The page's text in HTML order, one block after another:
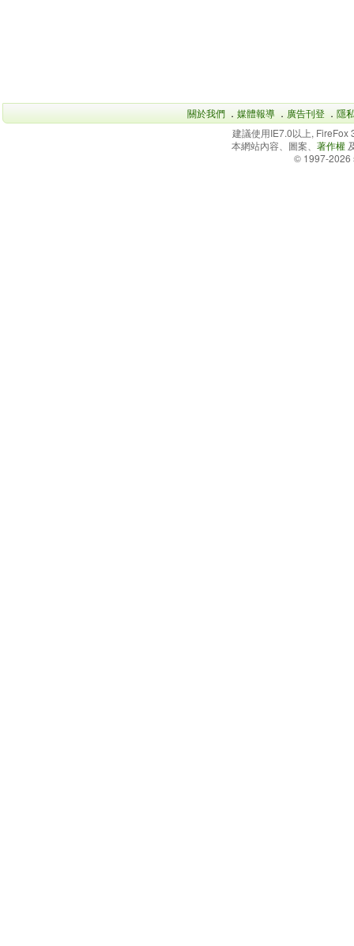
關於我們 ． 媒體報導 ． 廣告刊登 ． 隱
建議使用IE7.0以上,
本網站內容、圖案、 著作權
© 1997-2026